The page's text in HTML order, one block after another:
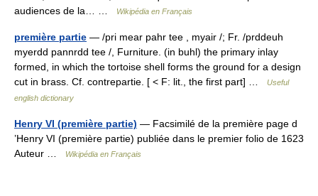
audiences de la… …
Wikipédia en Français
première partie — /pri mear pahr tee , myair /; Fr. /prddeuh
myerdd pannrdd tee /, Furniture. (in buhl) the primary inlay
formed, in which the tortoise shell forms the ground for a design
cut in brass. Cf. contrepartie. [ < F: lit., the first part] …
Useful
english dictionary
Henry VI (première partie) — Facsimilé de la première page d
’Henry VI (première partie) publiée dans le premier folio de 1623
Auteur …
Wikipédia en Français